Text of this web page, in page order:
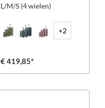
L/M/S (4 wielen)
+2
€ 419,85*